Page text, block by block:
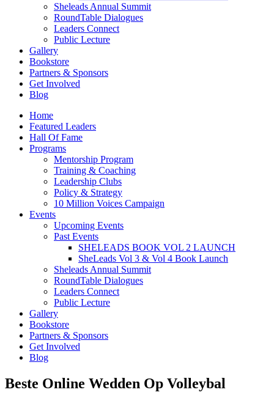
Sheleads Annual Summit
RoundTable Dialogues
Leaders Connect
Public Lecture
Gallery
Bookstore
Partners & Sponsors
Get Involved
Blog
Home
Featured Leaders
Hall Of Fame
Programs
Mentorship Program
Training & Coaching
Leadership Clubs
Policy & Strategy
10 Million Voices Campaign
Events
Upcoming Events
Past Events
SHELEADS BOOK VOL 2 LAUNCH
SheLeads Vol 3 & Vol 4 Book Launch
Sheleads Annual Summit
RoundTable Dialogues
Leaders Connect
Public Lecture
Gallery
Bookstore
Partners & Sponsors
Get Involved
Blog
Beste Online Wedden Op Volleybal